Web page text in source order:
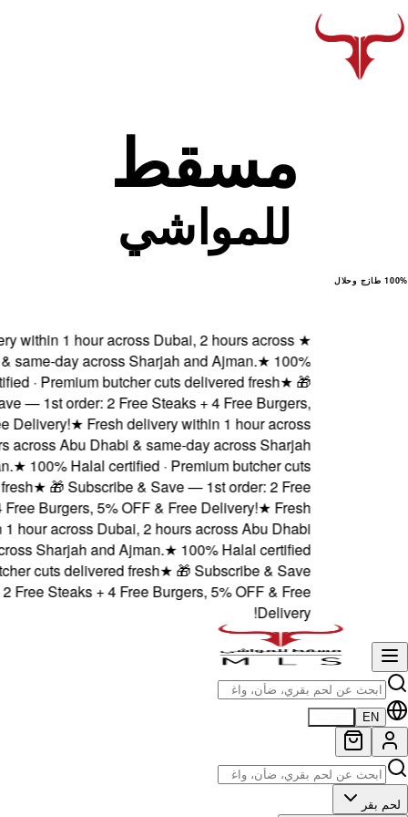
Fresh delivery within 1
Abu Dhabi & same-day
Halal certified ·
Subscribe & Save — 1st
5% OFF & Free Delivery!
Dubai, 2 hours across Abu
and Ajman.
delivered fresh
Steaks + 4 Free
delivery within 1 hour
& same-day across Sharjah
· Premium butcher cuts
— 1st order: 2 Free